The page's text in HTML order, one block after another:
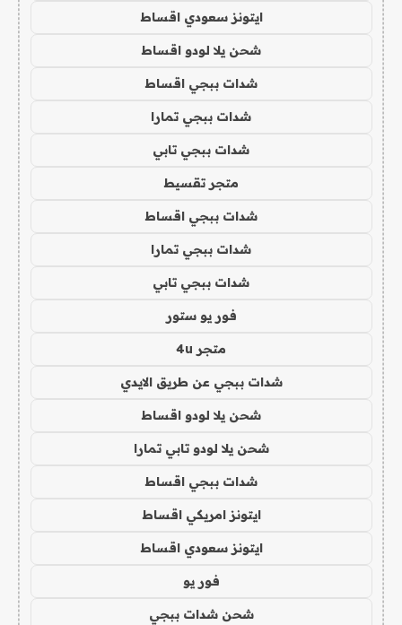
ايتونز سعودي اقساط
شحن يلا لودو اقساط
شدات ببجي اقساط
شدات ببجي تمارا
شدات ببجي تابي
متجر تقسيط
شدات ببجي اقساط
شدات ببجي تمارا
شدات ببجي تابي
فور يو ستور
متجر 4u
شدات ببجي عن طريق الايدي
شحن يلا لودو اقساط
شحن يلا لودو تابي تمارا
شدات ببجي اقساط
ايتونز امريكي اقساط
ايتونز سعودي اقساط
فور يو
شحن شدات ببجي